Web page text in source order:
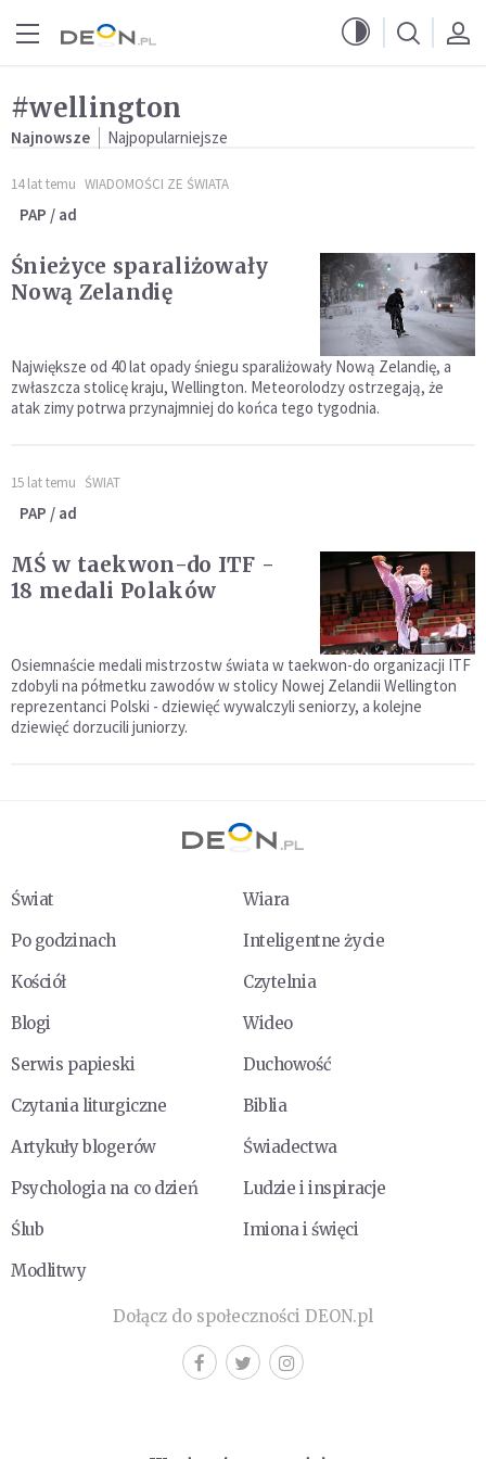
#wellington
Najnowsze Najpopularniejsze
14 lat temu WIADOMOŚCI ZE ŚWIATA
PAP / ad
Śnieżyce sparaliżowały
Nową Zelandię
Największe od 40 lat opady śniegu sparaliżowały Nową Zelandię, a
zwłaszcza stolicę kraju, Wellington. Meteorolodzy ostrzegają, że
atak zimy potrwa przynajmniej do końca tego tygodnia.
15 lat temu ŚWIAT
PAP / ad
MŚ w taekwon-do ITF -
18 medali Polaków
Osiemnaście medali mistrzostw świata w taekwon-do organizacji ITF
zdobyli na półmetku zawodów w stolicy Nowej Zelandii Wellington
reprezentanci Polski - dziewięć wywalczyli seniorzy, a kolejne
dziewięć dorzucili juniorzy.
Świat
Wiara
Po godzinach
Inteligentne życie
Kościół
Czytelnia
Blogi
Wideo
Serwis papieski
Duchowość
Czytania liturgiczne
Biblia
Artykuły blogerów
Świadectwa
Psychologia na co dzień
Ludzie i inspiracje
Ślub
Imiona i święci
Modlitwy
Dołącz do społeczności DEON.pl